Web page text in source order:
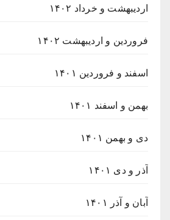
اردیبهشت و خرداد ۱۴۰۲
فروردین و اردیبهشت ۱۴۰۲
اسفند و فروردین ۱۴۰۱
بهمن و اسفند ۱۴۰۱
دی و بهمن ۱۴۰۱
آذر و دی ۱۴۰۱
آبان و آذر ۱۴۰۱